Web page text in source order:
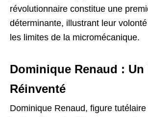
révolutionnaire constitue une
déterminante, illustrant leur
les limites de la micromécanique.
Dominique Renaud :
Réinventé
Dominique Renaud, figure